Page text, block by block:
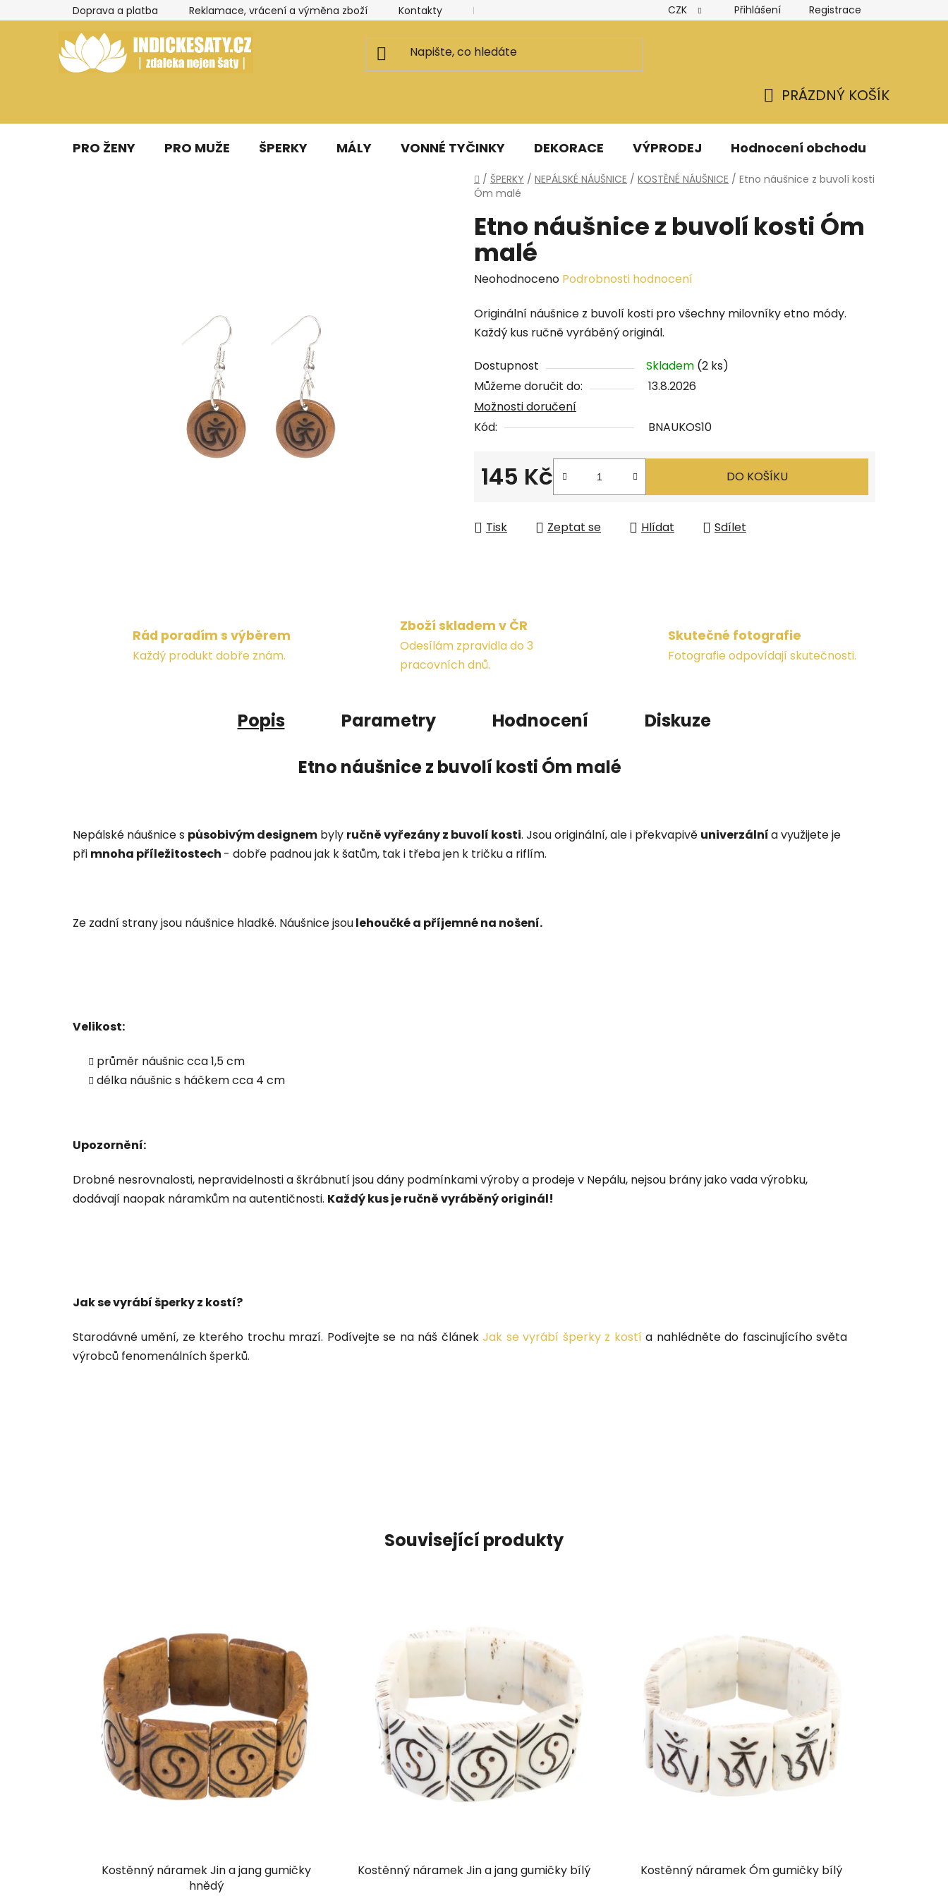
na
Doprava a platba Reklamace, vrácení a výměna zboží Kontakty Kancelář a ateliér Hodnocení obchodu Obchodní podmínky
CZK Přihlášení Registrace
KOŠÍK
PRÁZDNÝ KOŠÍK
PRO ŽENY PRO MUŽE ŠPERKY MÁLY VONNÉ TYČINKY DEKORACE VÝPRODEJ Hodnocení obchodu
Domů
/ ŠPERKY / NEPÁLSKÉ NÁUŠNICE / KOSTĚNÉ NÁUŠNICE / Etno náušnice z buvolí kosti
Óm malé
Etno náušnice z buvolí kosti Óm
malé
Průměrné
produktu
je
z
5
hvězdiček.
Neohodnoceno Podrobnosti hodnocení
Originální náušnice z buvolí kosti pro všechny milovníky etno módy.
Každý kus ručně vyráběný originál.
Dostupnost Skladem (2 ks)
Můžeme doručit do:
13.8.2026
Možnosti doručení
Kód:
BNAUKOS10
145 Kč DO KOŠÍKU
Tisk Zeptat se Hlídat Sdílet
Rád poradím s výběrem
Každý produkt dobře znám.
Zboží skladem v ČR
Odesílám zpravidla do 3
pracovních dnů.
Skutečné fotografie
Fotografie odpovídají skutečnosti.
Popis Parametry Hodnocení
Diskuze
Etno náušnice z buvolí kosti Óm malé
Nepálské náušnice s působivým designem byly ručně vyřezány z buvolí kosti. Jsou originální, ale i překvapivě univerzálnía využijete je
při mnoha příležitostech - dobře padnou jak k šatům, tak i třeba jen k tričku a riflím.
Ze zadní strany jsou náušnice hladké. Náušnice jsoulehoučké a příjemné na nošení.
Velikost:
průměr náušnic cca 1,5 cm
délka náušnic s háčkem cca 4 cm
Upozornění:
Drobné nesrovnalosti, nepravidelnosti a škrábnutí jsou dány podmínkami výroby a prodeje v Nepálu, nejsou brány jako vada výrobku,
dodávají naopak náramkům na autentičnosti. Každý kus je ručně vyráběný originál!
Jak se vyrábí šperky z kostí?
Starodávné umění, ze kterého trochu mrazí. Podívejte se na náš článekJak se vyrábí šperky z kostí a nahlédněte do fascinujícího světa
výrobců fenomenálních šperků.
Související produkty
Kostěnný náramek Jin a jang gumičky
hnědý
Kostěnný náramek Jin a jang gumičky bílý Kostěnný náramek Óm gumičky bílý